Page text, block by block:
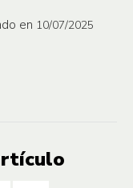
en 10/07/2025